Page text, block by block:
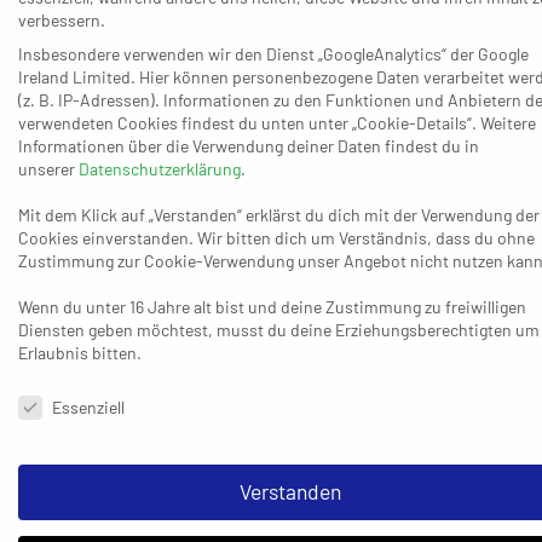
zur anhaltenden Serie ohne einen weiteren Erfolg, dass
Tabellenhälfte gehört und sich angesichts des alleinigen
Saisonziels Klassenerhalt doch zunehmend in den
Rückspiegel schauen muss: Dort sind nur noch
Melsungen II sowie auf den drei Abstiegsplätzen die SG
(3:19) und die TSG Haßloch (2:18) zu finden. Logische
Folge: Der Auftritt am kommenden Samstag in Haßloch
weiteren Kampf um den Klassenerhalt. Die auf Rang
sieben verbesserte HSG Hanau (11:7) braucht sich mit
Stützen auch beim Erfolg in Ratingen: David Rivic. Die
und nach neun Einsätzen bei 67 Saisontoren steht,
verbessern.
Insbesondere verwenden wir den Dienst „GoogleAnalytics“ der Google
Ireland Limited. Hier können personenbezogene Daten verarbeitet
(z. B. IP-Adressen). Informationen zu den Funktionen und Anbietern
verwendeten Cookies findest du unten unter „Cookie-Details“. Weitere
Informationen über die Verwendung deiner Daten findest du in
unserer Datenschutzerklärung.
Mit dem Klick auf „Verstanden“ erklärst du dich mit der Verwendung der
Cookies einverstanden. Wir bitten dich um Verständnis, dass du ohne
Zustimmung zur Cookie-Verwendung unser Angebot nicht nutzen
Wenn du unter 16 Jahre alt bist und deine Zustimmung zu freiwilligen
Diensten geben möchtest, musst du deine Erziehungsberechtigten um
Erlaubnis bitten.
Datenschutzeinstellungen & Nutzungsbedingungen
Essenziell
Verstanden